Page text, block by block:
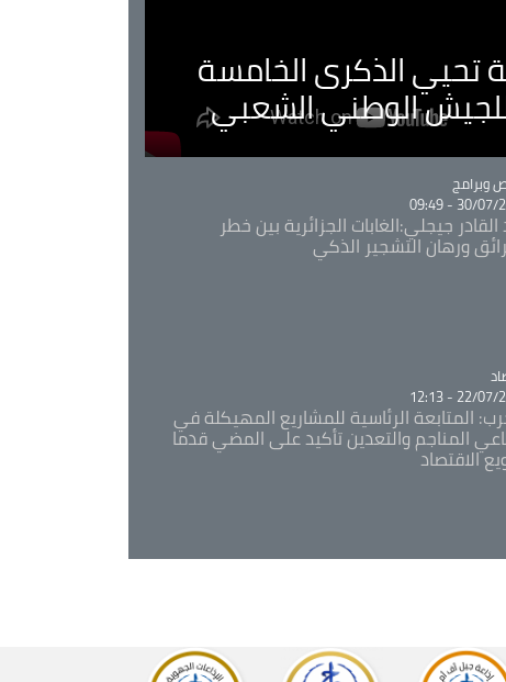
تحيي الذكرى الخامسة
الوطني الشعبي
وبرامج
30/07/2026
جيجلي:الغابات الجزائرية بين خطر
ورهان التشجير الذكي
22/07/2026
المتابعة الرئاسية للمشاريع المهيكلة في
المناجم والتعدين تأكيد على المضي قدما
الاقتصاد